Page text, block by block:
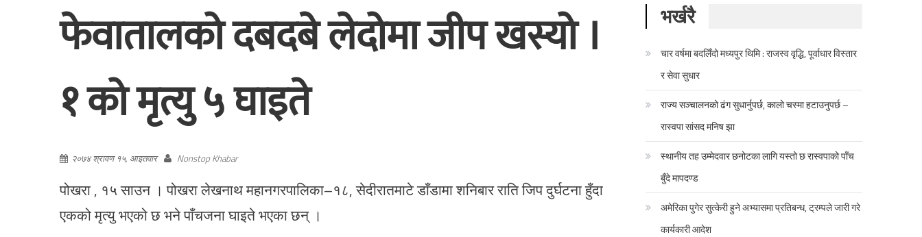
फेवातालको दबदबे लेदोमा जीप खस्यो ।
१ को मृत्यु ५ घाइते
२०७४ श्रावण १५, आइतवार Nonstop Khabar
पोखरा , १५ साउन । पोखरा लेखनाथ महानगरपालिका–१८, सेदीरातमाटे डाँडामा शनिबार राति जिप दुर्घटना हुँदा
एकको मृत्यु भएको छ भने पाँचजना घाइते भएका छन् ।
भर्खरै
चार वर्षमा बदलिँदो मध्यपुर थिमि : राजस्व वृद्धि, पूर्वाधार विस्तार
र सेवा सुधार
राज्य सञ्चालनको ढंग सुधार्नुपर्छ, कालो चस्मा हटाउनुपर्छ –
रास्वपा सांसद मनिष झा
स्थानीय तह उम्मेदवार छनोटका लागि यस्तो छ रास्वपाको पाँच
बुँदे मापदण्ड
अमेरिका पुगेर सुत्केरी हुने अभ्यासमा प्रतिबन्ध, ट्रम्पले जारी गरे
कार्यकारी आदेश